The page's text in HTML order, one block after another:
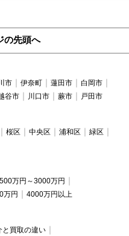
の先頭へ
市 伊奈町 蓮田市
白岡市
谷市 川口市 蕨市 戸田市
桜区 中央区 浦和区
緑区
万円～3000万円
万円 4000万円以上
と買取の違い